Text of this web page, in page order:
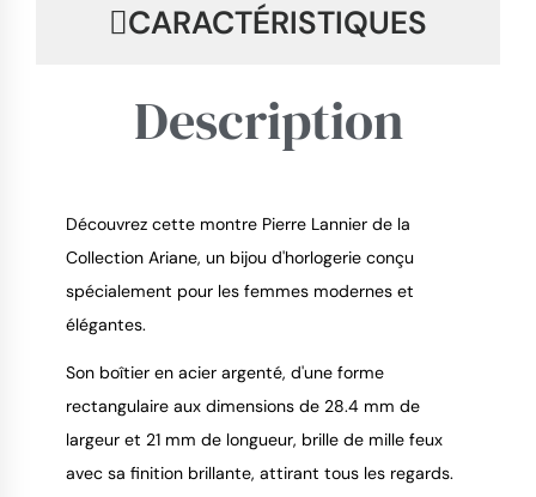
CARACTÉRISTIQUES
Description
Découvrez cette montre Pierre Lannier de la
Collection Ariane, un bijou d'horlogerie conçu
spécialement pour les femmes modernes et
élégantes.
Son boîtier en acier argenté, d'une forme
rectangulaire aux dimensions de 28.4 mm de
largeur et 21 mm de longueur, brille de mille feux
avec sa finition brillante, attirant tous les regards.